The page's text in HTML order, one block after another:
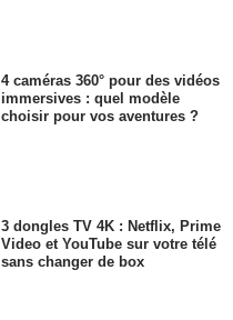
4 caméras 360° pour des vidéos
immersives : quel modèle
choisir pour vos aventures ?
3 dongles TV 4K : Netflix, Prime
Video et YouTube sur votre télé
sans changer de box